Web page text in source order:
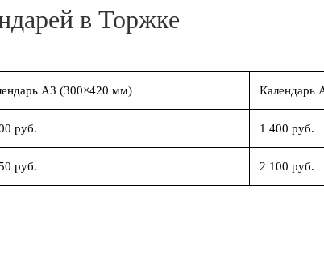
в Торжке
А3 (300×420 мм) Календарь
руб. 1 400 руб.
руб. 2 100 руб.